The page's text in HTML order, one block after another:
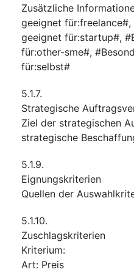
Zusätzliche
geeignet für:freelance#,
geeignet für:startup#,
für:other-sme#,
für:selbst#
5.1.7.
Strategische
Ziel der strategischen
strategische
5.1.9.
Eignungskriterien
Quellen der
5.1.10.
Zuschlagskriterien
Kriterium:
Art: Preis